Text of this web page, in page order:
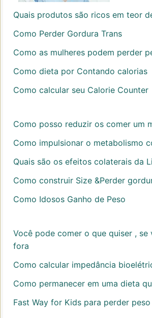
Quais produtos são ricos em teor
Como Perder Gordura Trans
Como as mulheres podem perder
Como dieta por Contando calorias
Como calcular seu Calorie Counter
Como posso reduzir os comer um
Como impulsionar o metabolismo
Quais são os efeitos colaterais da
Como construir Size &Perder
Como Idosos Ganho de Peso
Você pode comer o que quiser , se
fora
Como calcular impedância
Como permanecer em uma dieta
Fast Way for Kids para perder peso